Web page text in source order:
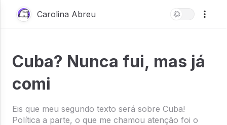
Carolina Abreu
Cuba? Nunca fui, mas já
comi
Eis que meu segundo texto será sobre Cuba!
Política a parte, o que me chamou atenção foi o